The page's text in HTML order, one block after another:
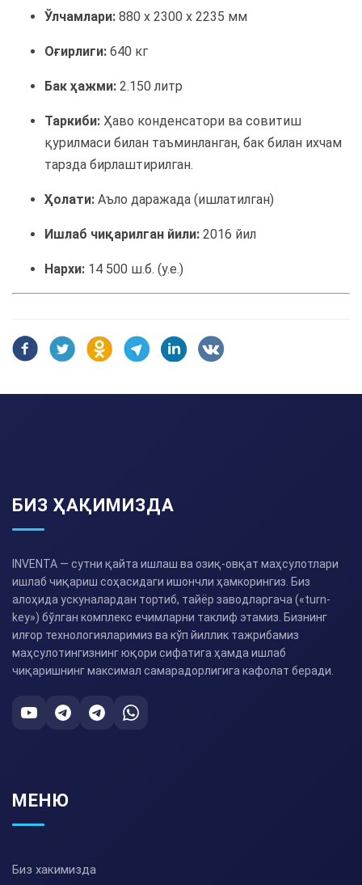
Ўлчамлари: 880 х 2300 х 2235 мм
Оғирлиги: 640 кг
Бак ҳажми: 2.150 литр
Таркиби: Ҳаво конденсатори ва совитиш
қурилмаси билан таъминланган, бак билан ихчам
тарзда бирлаштирилган.
Ҳолати: Аъло даражада (ишлатилган)
Ишлаб чиқарилган йили: 2016 йил
Нархи: 14 500 ш.б. (у.е.)
БИЗ ҲАҚИМИЗДА
INVENTA — сутни қайта ишлаш ва озиқ-овқат маҳсулотлари
ишлаб чиқариш соҳасидаги ишончли ҳамкорингиз. Биз
алоҳида ускуналардан тортиб, тайёр заводларгача («turn-
key») бўлган комплекс ечимларни таклиф этамиз. Бизнинг
илғор технологияларимиз ва кўп йиллик тажрибамиз
маҳсулотингизнинг юқори сифатига ҳамда ишлаб
чиқаришнинг максимал самарадорлигига кафолат беради.
МЕНЮ
Биз хакимизда